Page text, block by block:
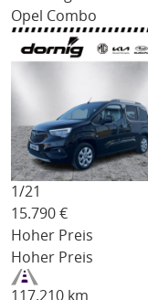
Opel Combo
1/21
15.790 €
Hoher Preis
Hoher Preis
117.210 km